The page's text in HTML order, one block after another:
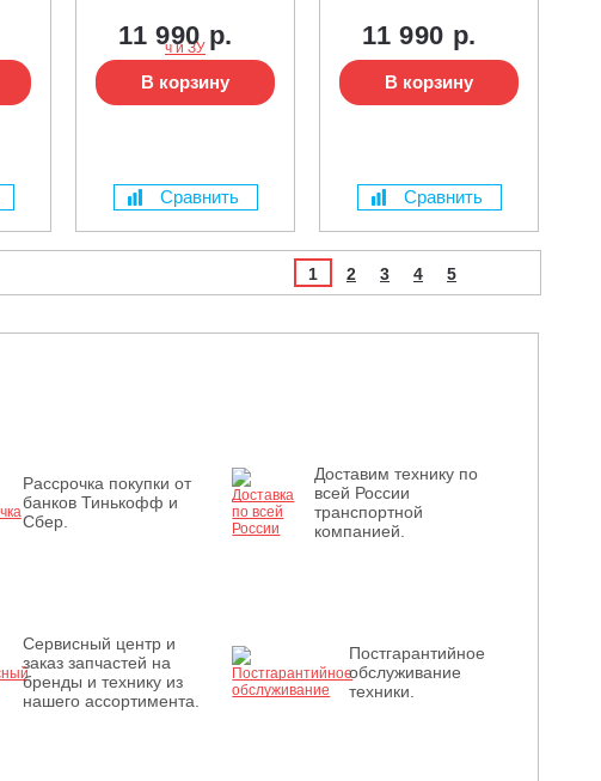
11 990 р.
В корзину
Сравнить
11 990 р.
В корзину
Сравнить
1 2 3 4 5
Рассрочка покупки от
банков Тинькофф и
Сбер.
Доставим технику по
всей России
транспортной
компанией.
Сервисный центр и
заказ запчастей на
бренды и технику из
нашего ассортимента.
Постгарантийное
обслуживание
техники.